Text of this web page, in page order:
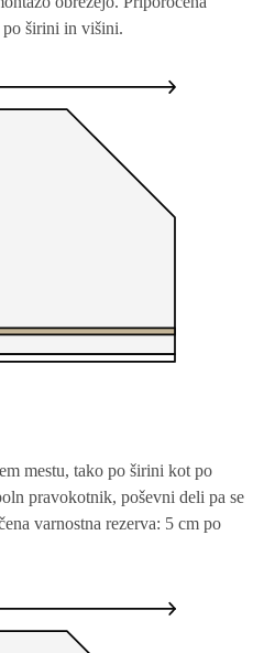
po širini in višini.
mestu, tako po širini kot po
pravokotnik, poševni deli pa se
varnostna rezerva: 5 cm po